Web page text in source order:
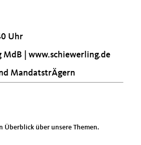
Uhr
MdB | www.schiewerling.de
MandatstrÄgern
Überblick über unsere Themen.